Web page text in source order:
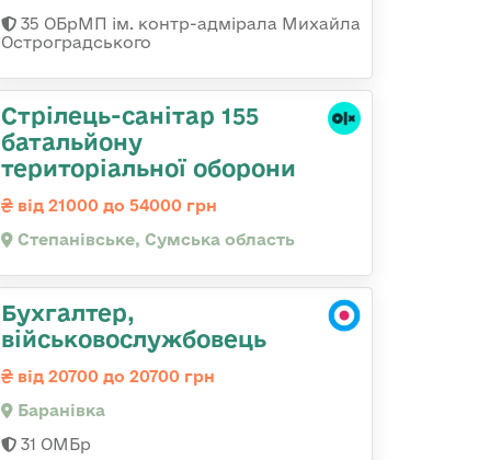
35 ОБрМП ім. контр-адмірала Михайла
Остроградського
Стрілець-санітар 155
батальйону
територіальної оборони
від 21000 до 54000 грн
Степанівське, Сумська область
Бухгалтер,
військовослужбовець
від 20700 до 20700 грн
Баранівка
31 ОМБр